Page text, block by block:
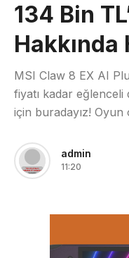
134 Bin
Hakkında
MSI Claw 8 EX AI
fiyatı kadar
için buradayız! Oyun
admin
11:20